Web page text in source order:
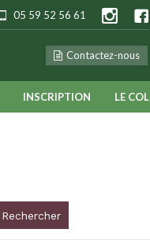
05 59 52 56 61
Contactez-nous
INSCRIPTION LE COL